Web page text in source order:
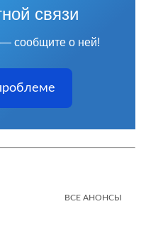
связи
сообщите о ней!
ВСЕ АНОНСЫ